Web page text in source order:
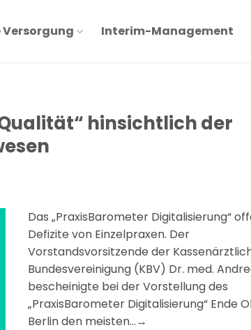
Versorgung Interim-Management
hinsichtlich der
Das „PraxisBarometer Digitalisierung“
Defizite von Einzelpraxen. Der
Vorstandsvorsitzende der
Bundesvereinigung (KBV) Dr. med.
bescheinigte bei der Vorstellung des
„PraxisBarometer Digitalisierung“ Ende
Berlin den meisten…→